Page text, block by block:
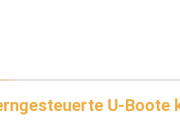
U-Boote